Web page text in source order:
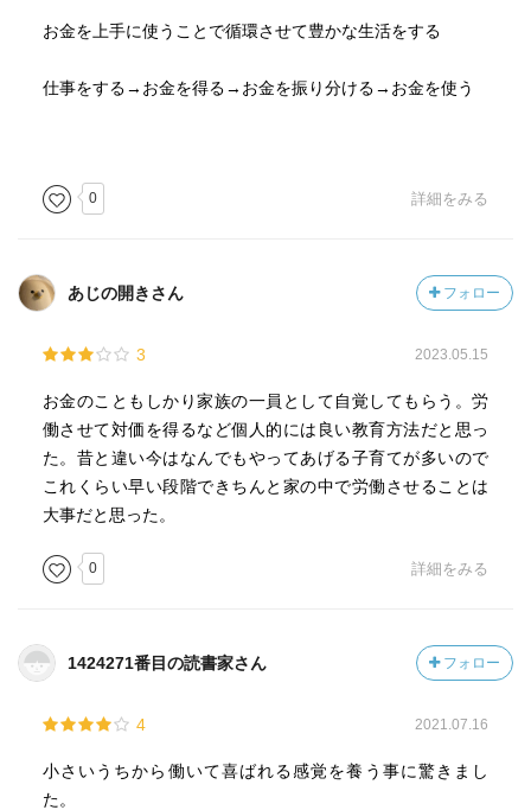
お金を上手に使うことで循環させて豊かな生活をする
仕事をする→お金を得る→お金を振り分ける→お金を使う
0 詳細をみる
あじの開きさん フォロー
3 2023.05.15
お金のこともしかり家族の一員として自覚してもらう。労
働させて対価を得るなど個人的には良い教育方法だと思っ
た。昔と違い今はなんでもやってあげる子育てが多いので
これくらい早い段階できちんと家の中で労働させることは
大事だと思った。
0 詳細をみる
1424271番目の読書家さん フォロー
4 2021.07.16
小さいうちから働いて喜ばれる感覚を養う事に驚きまし
た。